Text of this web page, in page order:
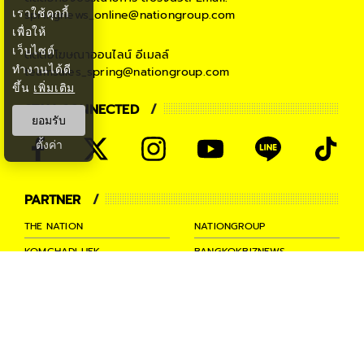
springnews_online@nationgroup.com
ติดต่อโฆษณาออนไลน์ อีเมลล์
teamsales_spring@nationgroup.com
STAY CONNECTED
PARTNER
THE NATION
NATIONGROUP
KOMCHADLUEK
BANGKOKBIZNEWS
เราใช้คุกกี้
เพื่อให้
เว็บไซต์
ทำงานได้ดี
ขึ้น เพิ่มเติม
ยอมรับ
ตั้งค่า